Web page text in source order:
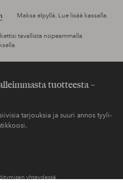
Maksa elpyllä. Lue lisää kassalla.
tavallista nopeammalla
tuotteesta –
tarjouksia ja suuri annos tyyli-
yhteydessä